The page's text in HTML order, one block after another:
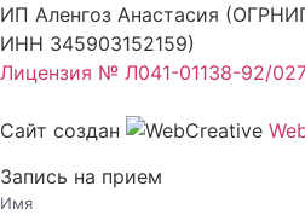
ИП Аленгоз Анастасия
ИНН 345903152159)
Лицензия № Л041-01138-92/
Сайт создан
Запись на прием
Имя